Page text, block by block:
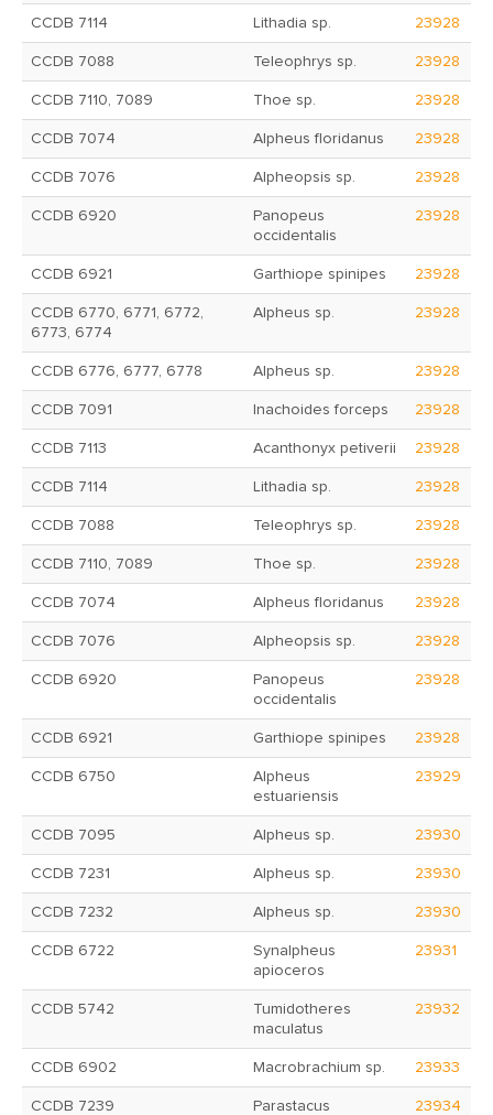
CCDB 7114 Lithadia sp. 23928
CCDB 7088 Teleophrys sp. 23928
CCDB 7110, 7089 Thoe sp. 23928
CCDB 7074 Alpheus floridanus 23928
CCDB 7076 Alpheopsis sp. 23928
CCDB 6920
Panopeus
occidentalis
23928
CCDB 6921 Garthiope spinipes 23928
CCDB 6770, 6771, 6772,
6773, 6774
Alpheus sp. 23928
CCDB 6776, 6777, 6778 Alpheus sp. 23928
CCDB 7091 Inachoides forceps 23928
CCDB 7113 Acanthonyx petiverii 23928
CCDB 7114 Lithadia sp. 23928
CCDB 7088 Teleophrys sp. 23928
CCDB 7110, 7089 Thoe sp. 23928
CCDB 7074 Alpheus floridanus 23928
CCDB 7076 Alpheopsis sp. 23928
CCDB 6920
Panopeus
occidentalis
23928
CCDB 6921 Garthiope spinipes 23928
CCDB 6750
Alpheus
estuariensis
23929
CCDB 7095 Alpheus sp. 23930
CCDB 7231 Alpheus sp. 23930
CCDB 7232 Alpheus sp. 23930
CCDB 6722
Synalpheus
apioceros
23931
CCDB 5742
Tumidotheres
maculatus
23932
CCDB 6902 Macrobrachium sp. 23933
CCDB 7239
Parastacus
23934